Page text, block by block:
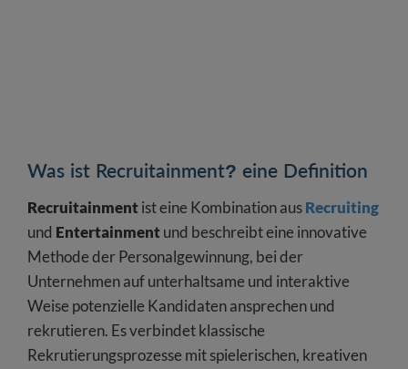
Was ist Recruitainment? eine Definition
Recruitainmentist eine Kombination ausRecruiting
und Entertainmentund beschreibt eine innovative
Methode der Personalgewinnung, bei der
Unternehmen auf unterhaltsame und interaktive
Weise potenzielle Kandidaten ansprechen und
rekrutieren. Es verbindet klassische
Rekrutierungsprozesse mit spielerischen, kreativen